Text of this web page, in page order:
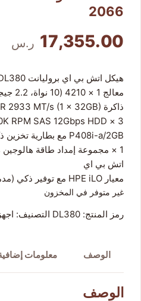
من نحن
2066
17,355.00 ر.س
هيكل اتش بي اي بروليانت DL380 الجيل 10 8SFF NC
معالج 1 × 4210 (10 نواة، 2.2 جيجاهرتز، 85 واط)
ذاكرة RAM 32GB RDIMM 2R 2933 MT/s (1 × 32GB)
3 × 300GB 10K RPM SAS 12Gbps HDD
P408i-a/2GB مع بطارية تخزين ذكية
اتش بي اي
معيار HPE iLO مع توفير ذكي (مدمج)
غير متوفر في المخزون
رمز المنتج: DL380 التصنيف:
الوصف معلومات
الوصف